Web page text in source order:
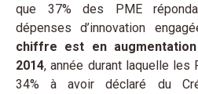
que 37% des PME
dépenses d’innovation
chiffre est en
2014, année durant laquelle les
34% à avoir déclaré du